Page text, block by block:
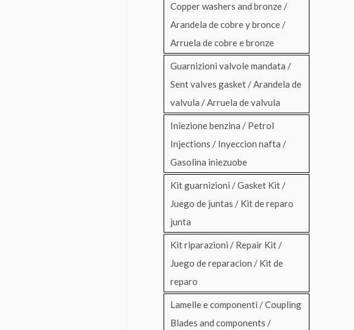
Copper washers and bronze /
Arandela de cobre y bronce /
Arruela de cobre e bronze
Guarnizioni valvole mandata /
Sent valves gasket / Arandela de
valvula / Arruela de valvula
Iniezione benzina / Petrol
Injections / Inyeccion nafta /
Gasolina iniezuobe
Kit guarnizioni / Gasket Kit /
Juego de juntas / Kit de reparo
junta
Kit riparazioni / Repair Kit /
Juego de reparacion / Kit de
reparo
Lamelle e componenti / Coupling
Blades and components /